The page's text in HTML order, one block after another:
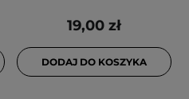
19,00 zł
DODAJ DO KOSZYKA